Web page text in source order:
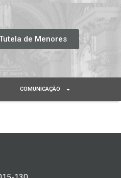
de Menores
COMUNICAÇÃO